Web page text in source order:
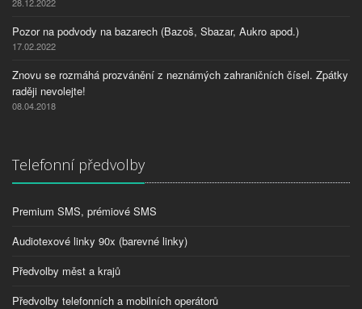
28.12.2022
Pozor na podvody na bazarech (Bazoš, Sbazar, Aukro apod.)
17.02.2022
Znovu se rozmáhá prozvánění z neznámých zahraničních čísel. Zpátky
raději nevolejte!
08.04.2018
Telefonní předvolby
Premium SMS, prémiové SMS
Audiotexové linky 90x (barevné linky)
Předvolby měst a krajů
Předvolby telefonních a mobilních operátorů